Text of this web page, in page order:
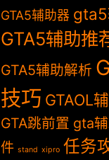
GTA5辅助器 gta5
GTA5辅助推
GTA5辅助解析
技巧 GTAOL
GTA跳前置 gta
件 stand xipro 任务